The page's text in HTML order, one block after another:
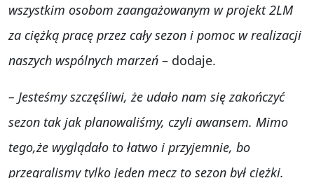
wszystkim osobom zaangażowanym w projekt 2LM
za ciężką pracę przez cały sezon i pomoc w realizacji
naszych wspólnych marzeń – dodaje.
– Jesteśmy szczęśliwi, że udało nam się zakończyć
sezon tak jak planowaliśmy, czyli awansem. Mimo
tego,że wyglądało to łatwo i przyjemnie, bo
przegralismy tylko jeden mecz to sezon był ciężki.